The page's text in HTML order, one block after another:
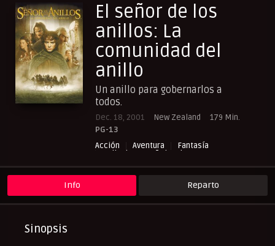
El señor de los
anillos: La
comunidad del
anillo
Un anillo para gobernarlos a
todos.
Dec. 18, 2001 New Zealand
179 Min.
PG-13
Acción
Aventura
Fantasía
Peliculas Español Latino
Info Reparto
Sinopsis